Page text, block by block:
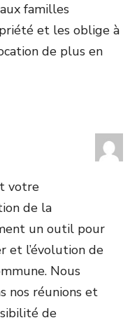
familles
et les oblige à
de plus en
votre
de la
un outil pour
et l’évolution de
Nous
nos réunions et
de